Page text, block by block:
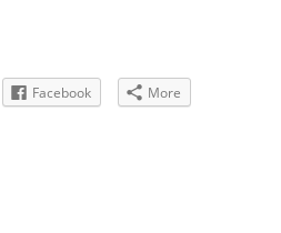
Facebook More